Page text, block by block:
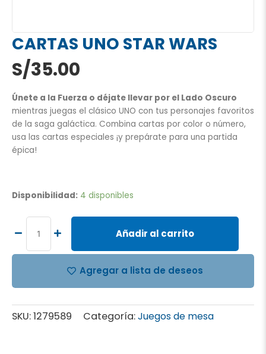
CARTAS UNO STAR WARS
S/35.00
Únete a la Fuerza o déjate llevar por el Lado Oscuro
mientras juegas el clásico UNO con tus personajes favoritos
de la saga galáctica. Combina cartas por color o número,
usa las cartas especiales ¡y prepárate para una partida
épica!
Disponibilidad: 4 disponibles
UNO
WARS
cantidad
Añadir al carrito
Agregar a lista de deseos
SKU:1279589 Categoría:Juegos de mesa